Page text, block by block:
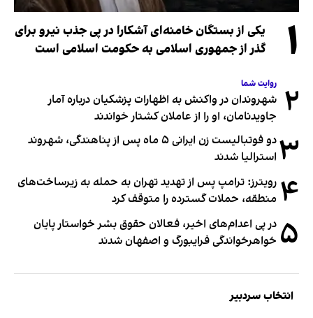
۱
یکی از بستگان خامنه‌ای آشکارا در پی جذب نیرو برای
گذر از جمهوری اسلامی به حکومت اسلامی است
۲ روایت شما
شهروندان در واکنش به اظهارات پزشکیان درباره آمار
جاویدنامان، او را از عاملان کشتار خواندند
۳
دو فوتبالیست زن ایرانی ۵ ماه پس از پناهندگی، شهروند
استرالیا شدند
۴ رویترز: ترامپ پس از تهدید تهران به حمله به زیرساخت‌های
منطقه، حملات گسترده را متوقف کرد
۵ در پی اعدام‌های اخیر، فعالان حقوق بشر خواستار پایان
خواهرخواندگی فرایبورگ و اصفهان شدند
انتخاب سردبیر